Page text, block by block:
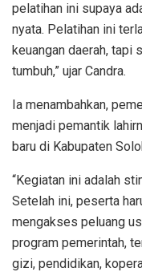
pelatihan ini supaya
nyata. Pelatihan ini
keuangan daerah, tapi
tumbuh,” ujar Candra.
Ia menambahkan,
menjadi pemantik
baru di Kabupaten
“Kegiatan ini adalah
Setelah ini, peserta
mengakses peluang
program pemerintah,
gizi, pendidikan,